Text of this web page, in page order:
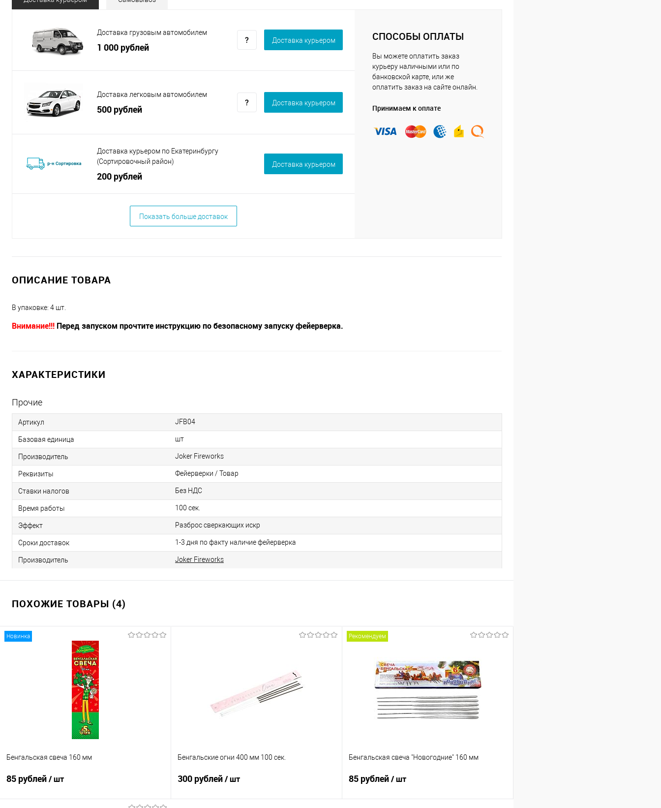
Доставка грузовым автомобилем
1 000 рублей
Доставка курьером
Доставка легковым автомобилем
500 рублей
Доставка курьером
Доставка курьером по Екатеринбургу
(Сортировочный район)
200 рублей
Доставка курьером
Показать больше доставок
СПОСОБЫ ОПЛАТЫ
Вы можете оплатить заказ
курьеру наличными или по
банковской карте, или же
оплатить заказ на сайте онлайн.
Принимаем к оплате
ОПИСАНИЕ ТОВАРА
В упаковке: 4 шт.
Внимание!!! Перед запуском прочтите инструкцию по безопасному запуску фейерверка.
ХАРАКТЕРИСТИКИ
Прочие
Артикул JFB04
Базовая единица шт
Производитель Joker Fireworks
Реквизиты Фейерверки / Товар
Ставки налогов Без НДС
Время работы 100 сек.
Эффект Разброс сверкающих искр
Сроки доставок 1-3 дня по факту наличие фейерверка
Производитель Joker Fireworks
ПОХОЖИЕ ТОВАРЫ (4)
Новинка
Бенгальская свеча 160 мм
85 рублей/ шт
Бенгальские огни 400 мм 100 сек.
300 рублей/ шт
Рекомендуем
Бенгальская свеча "Новогодние" 160 мм
85 рублей/ шт